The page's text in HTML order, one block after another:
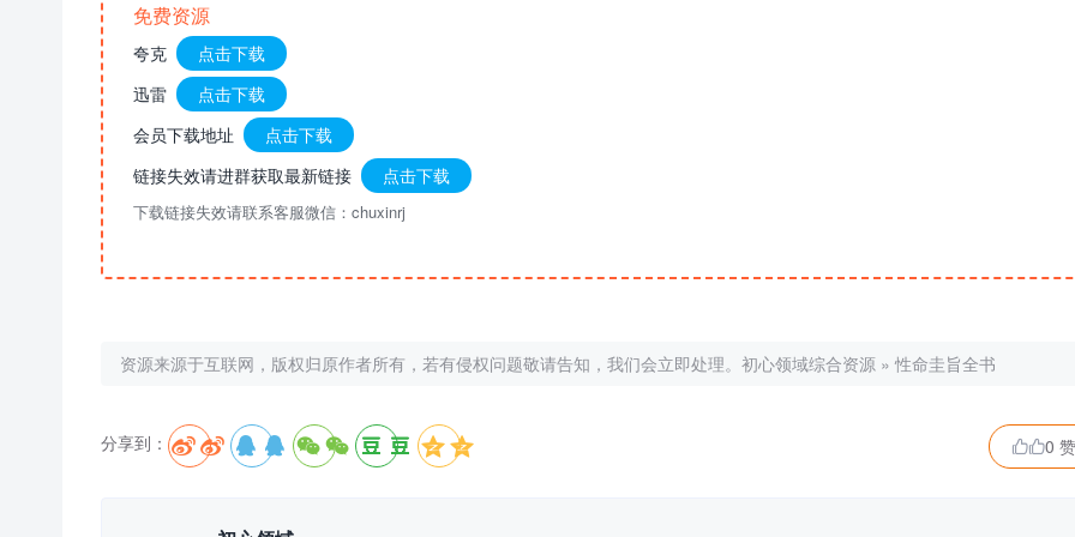
免费资源
夸克
点击下载
迅雷
点击下载
会员下载地址
点击下载
链接失效请进群获取最新链接
点击下载
下载链接失效请联系客服微信：chuxinrj
资源来源于互联网，版权归原作者所有，若有侵权问题敬请告知，我们会立即处理。 初心领域综合资源 »性命圭旨全书
分享到：      0 赞